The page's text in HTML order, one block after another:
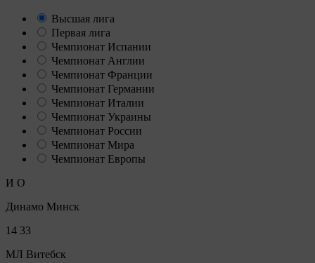
Высшая лига
Первая лига
Чемпионат Испании
Чемпионат Англии
Чемпионат Франции
Чемпионат Германии
Чемпионат Италии
Чемпионат Украины
Чемпионат России
Чемпионат Мира
Чемпионат Европы
И О
Динамо Минск
14 33
МЛ Витебск